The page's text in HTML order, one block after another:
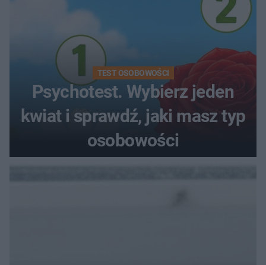
TEST OSOBOWOŚCI
Psychotest. Wybierz jeden
kwiat i sprawdź, jaki masz typ
osobowości